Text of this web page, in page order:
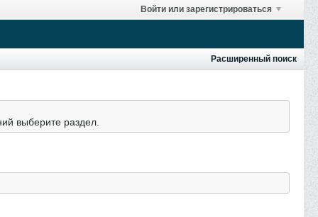
Войти или зарегистрироваться
Расширенный поиск
выберите раздел.